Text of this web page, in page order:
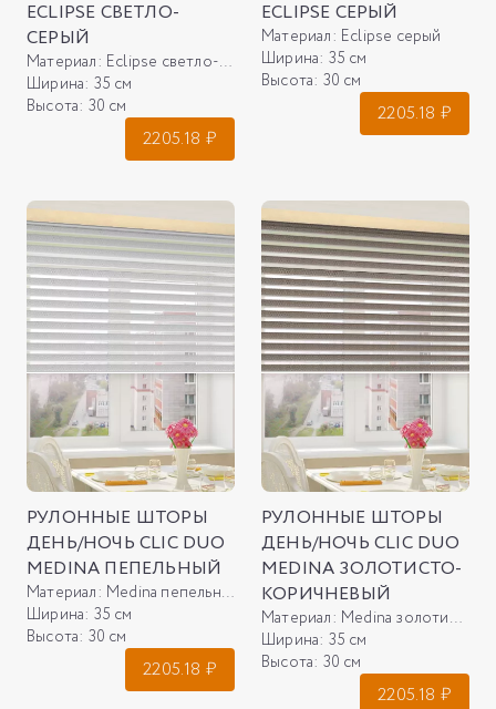
ECLIPSE СВЕТЛО-
СЕРЫЙ
Материал: Eclipse светло-серый
Ширина: 35 см
Высота: 30 см
2205.18 ₽
ECLIPSE СЕРЫЙ
Материал: Eclipse серый
Ширина: 35 см
Высота: 30 см
2205.18 ₽
РУЛОННЫЕ ШТОРЫ
ДЕНЬ/НОЧЬ CLIC DUO
MEDINA ПЕПЕЛЬНЫЙ
Материал: Medina пепельный
Ширина: 35 см
Высота: 30 см
2205.18 ₽
РУЛОННЫЕ ШТОРЫ
ДЕНЬ/НОЧЬ CLIC DUO
MEDINA ЗОЛОТИСТО-
КОРИЧНЕВЫЙ
Материал: Medina золотисто-коричневый
Ширина: 35 см
Высота: 30 см
2205.18 ₽